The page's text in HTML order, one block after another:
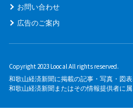
お問い合わせ
広告のご案内
Copyright 2023 Loocal All rights reserved.
和歌山経済新聞に掲載の記事・写真・図
和歌山経済新聞またはその情報提供者に属